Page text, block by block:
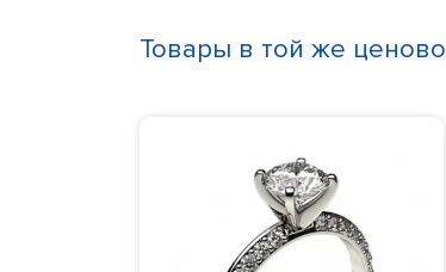
Товары в той же